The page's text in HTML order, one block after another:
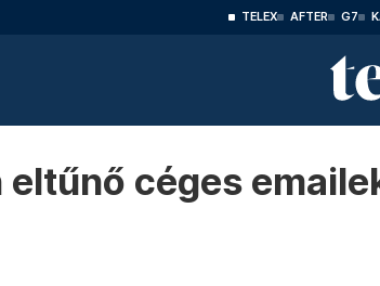
TELEX AFTER G7
eltűnő céges